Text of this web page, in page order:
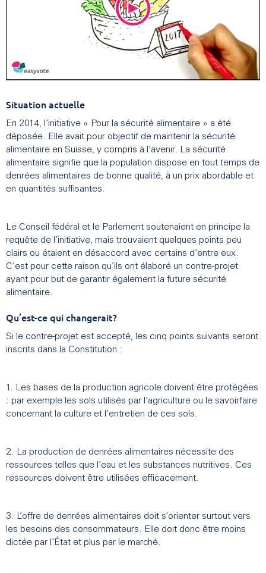
Situation actuelle
En 2014, l’initiative « Pour la sécurité alimentaire » a été
déposée. Elle avait pour objectif de maintenir la sécurité
alimentaire en Suisse, y compris à l’avenir. La sécurité
alimentaire signifie que la population dispose en tout temps de
denrées alimentaires de bonne qualité, à un prix abordable et
en quantités suffisantes.
Le Conseil fédéral et le Parlement soutenaient en principe la
requête de l’initiative, mais trouvaient quelques points peu
clairs ou étaient en désaccord avec certains d’entre eux.
C’est pour cette raison qu’ils ont élaboré un contre-projet
ayant pour but de garantir également la future sécurité
alimentaire.
Qu’est-ce qui changerait?
Si le contre-projet est accepté, les cinq points suivants seront
inscrits dans la Constitution :
1. Les bases de la production agricole doivent être protégées
: par exemple les sols utilisés par l’agriculture ou le savoirfaire
concernant la culture et l’entretien de ces sols.
2. La production de denrées alimentaires nécessite des
ressources telles que l’eau et les substances nutritives. Ces
ressources doivent être utilisées efficacement.
3. L’offre de denrées alimentaires doit s’orienter surtout vers
les besoins des consommateurs. Elle doit donc être moins
dictée par l’État et plus par le marché.